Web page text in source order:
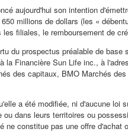
aujourd'hui son intention
millions de dollars (les «
filiales, le remboursement de
du prospectus préalable de
la Financière Sun Life inc., à
des capitaux, BMO Marchés
a été modifiée, ni d'aucune
dans leurs territoires ou
constitue pas une offre